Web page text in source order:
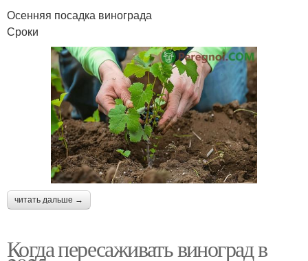
Осенняя посадка винограда
Сроки
читать дальше →
Когда пересаживать виноград в